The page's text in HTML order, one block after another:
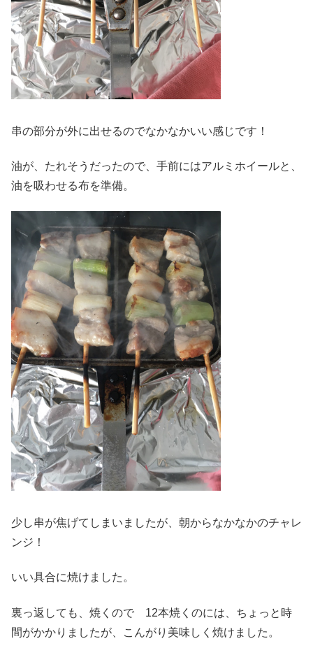
串の部分が外に出せるのでなかなかいい感じです！
油が、たれそうだったので、手前にはアルミホイールと、
油を吸わせる布を準備。
少し串が焦げてしまいましたが、朝からなかなかのチャレ
ンジ！
いい具合に焼けました。
裏っ返しても、焼くので 12本焼くのには、ちょっと時
間がかかりましたが、こんがり美味しく焼けました。